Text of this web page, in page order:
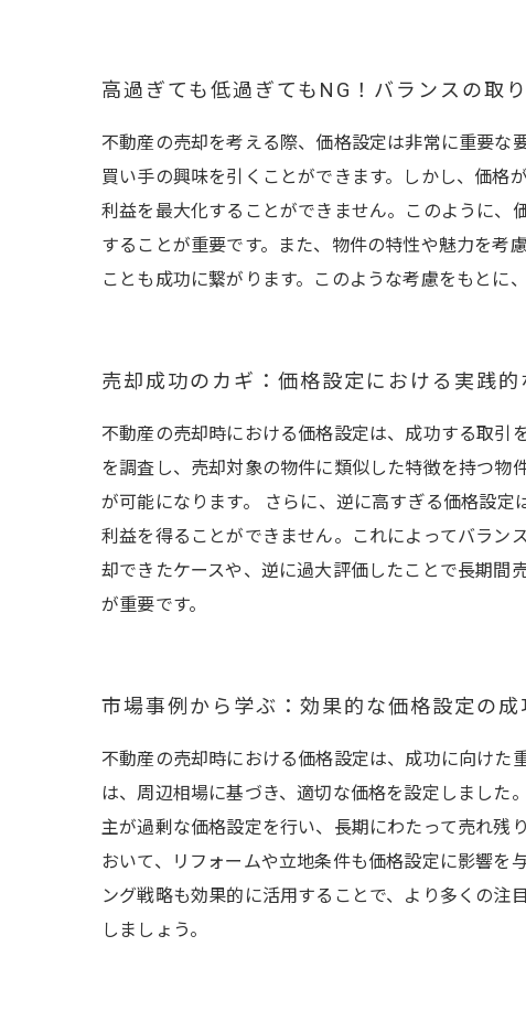
高過ぎても低過ぎてもNG！バランスの取
不動産の売却を考える際、価格設定は非常に重要な
買い手の興味を引くことができます。しかし、価格
利益を最大化することができません。このように、
することが重要です。また、物件の特性や魅力を考
ことも成功に繋がります。このような考慮をもとに
売却成功のカギ：価格設定における実践的
不動産の売却時における価格設定は、成功する取引
を調査し、売却対象の物件に類似した特徴を持つ物
が可能になります。 さらに、逆に高すぎる価格設
利益を得ることができません。これによってバラン
却できたケースや、逆に過大評価したことで長期間
が重要です。
市場事例から学ぶ：効果的な価格設定の成
不動産の売却時における価格設定は、成功に向けた
は、周辺相場に基づき、適切な価格を設定しました
主が過剰な価格設定を行い、長期にわたって売れ残
おいて、リフォームや立地条件も価格設定に影響を
ング戦略も効果的に活用することで、より多くの注
しましょう。